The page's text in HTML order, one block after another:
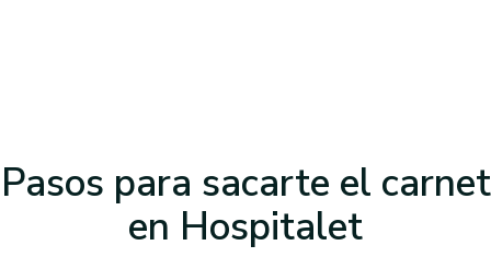
Pasos para sacarte el carnet
en Hospitalet